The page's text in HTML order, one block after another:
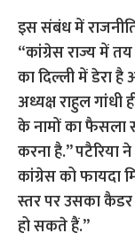
इस संबंध में
“कांग्रेस राज्य में
का दिल्ली में डेरा है
अध्यक्ष राहुल गांधी
के नामों का फैसला
करना है.” पटैरिया
कांग्रेस को फायदा
स्तर पर उसका
हो सकते हैं.”